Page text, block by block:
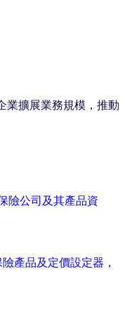
業擴展業務規模，推動
險公司及其產品資
產品及定價設定器，